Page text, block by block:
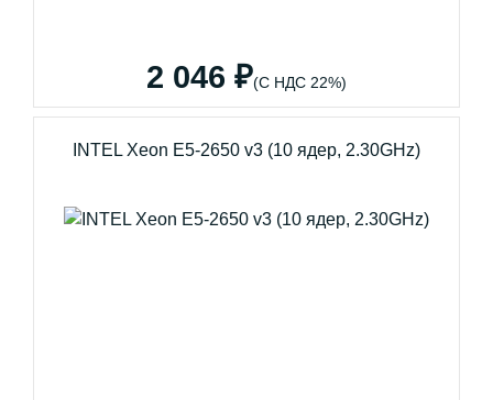
2 046 ₽(С НДС 22%)
INTEL Xeon E5-2650 v3 (10 ядер, 2.30GHz)